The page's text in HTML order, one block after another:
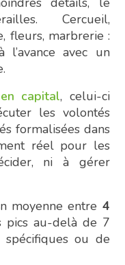
Cercueil,
fleurs, marbrerie :
avec un
capital, celui-ci
les volontés
formalisées dans
réel pour les
ni à gérer
moyenne entre 4
pics au-delà de 7
ou de